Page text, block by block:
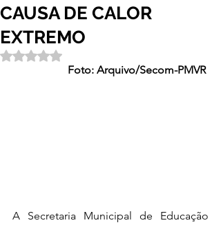
CAUSA DE CALOR
EXTREMO
Avaliado com NaN de 5 estrelas.
Foto: Arquivo/Secom-PMVR
A Secretaria Municipal de Educação